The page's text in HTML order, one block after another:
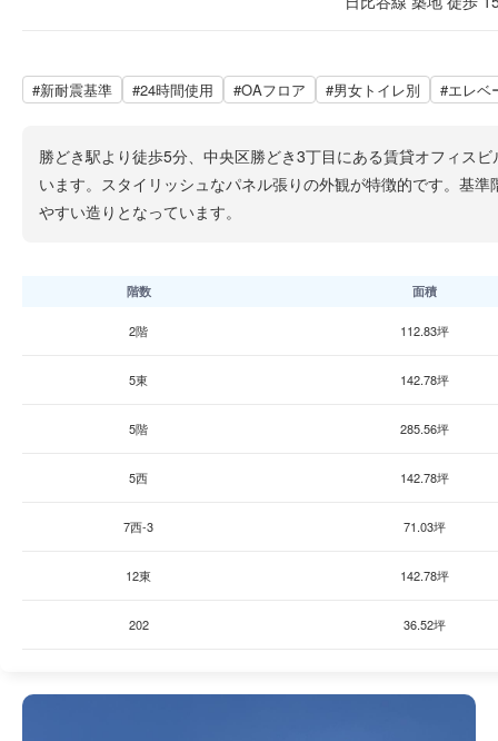
#新耐震基準 #24時間使用 #OAフロア #男女トイレ別 #エレベ
勝どき駅より徒歩5分、中央区勝どき3丁目にある賃貸オフィス
います。スタイリッシュなパネル張りの外観が特徴的です。基
やすい造りとなっています。
階数 面積
2階 112.83坪
5東 142.78坪
5階 285.56坪
5西 142.78坪
7西-3 71.03坪
12東 142.78坪
202 36.52坪